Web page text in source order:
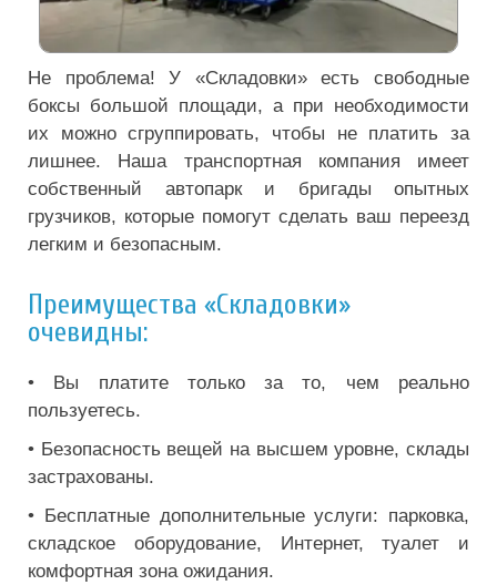
Не проблема! У «Складовки» есть свободные
боксы большой площади, а при необходимости
их можно сгруппировать, чтобы не платить за
лишнее. Наша транспортная компания имеет
собственный автопарк и бригады опытных
грузчиков, которые помогут сделать ваш переезд
легким и безопасным.
Преимущества «Складовки»
очевидны:
• Вы платите только за то, чем реально
пользуетесь.
• Безопасность вещей на высшем уровне, склады
застрахованы.
• Бесплатные дополнительные услуги: парковка,
складское оборудование, Интернет, туалет и
комфортная зона ожидания.